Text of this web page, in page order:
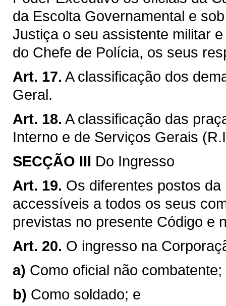
da Escolta Governamental e
Justiça o seu assistente militar
do Chefe de Polícia, os seus
Art. 17. A classificação dos
Geral.
Art. 18. A classificação das
Interno e de Serviços Gerais
SECÇÃO III Do Ingresso
Art. 19. Os diferentes postos
accessíveis a todos os seus
previstas no presente Código e
Art. 20. O ingresso na
a) Como oficial não combatente;
b) Como soldado; e